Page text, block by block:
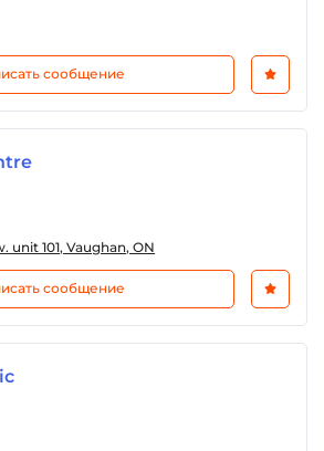
сообщение
unit 101, Vaughan, ON
сообщение